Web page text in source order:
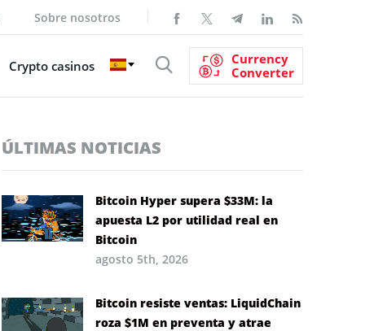
Sobre nosotros
Crypto casinos
Currency
Converter
ÚLTIMAS NOTICIAS
Bitcoin Hyper supera $33M: la
apuesta L2 por utilidad real en
Bitcoin
agosto 5th, 2026
Bitcoin resiste ventas: LiquidChain
roza $1M en preventa y atrae